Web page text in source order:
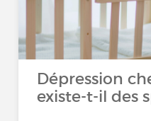
Dépression
existe-t-il des